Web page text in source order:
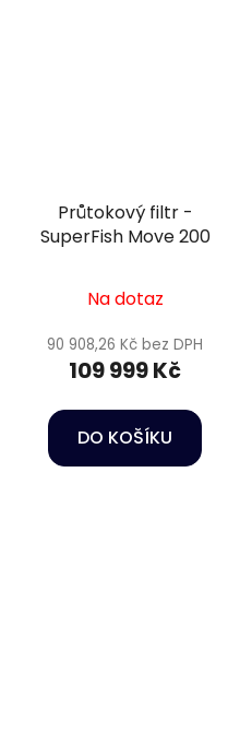
Průtokový filtr -
SuperFish Move 200
Na dotaz
90 908,26 Kč bez DPH
109 999 Kč
DO KOŠÍKU